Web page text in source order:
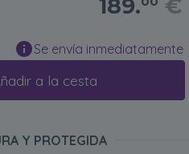
189. €
Se envía inmediatamente
a la cesta
Y PROTEGIDA